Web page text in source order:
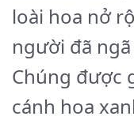
loài hoa nở
người đã
Chúng được
cánh hoa